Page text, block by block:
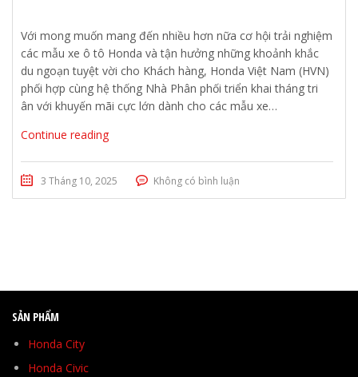
Với mong muốn mang đến nhiều hơn nữa cơ hội trải nghiệm
các mẫu xe ô tô Honda và tận hưởng những khoảnh khắc
du ngoạn tuyệt vời cho Khách hàng, Honda Việt Nam (HVN)
phối hợp cùng hệ thống Nhà Phân phối triển khai tháng tri
ân với khuyến mãi cực lớn dành cho các mẫu xe…
Continue reading
3 Tháng 10, 2025 Không có bình luận
SẢN PHẨM
Honda City
Honda Civic